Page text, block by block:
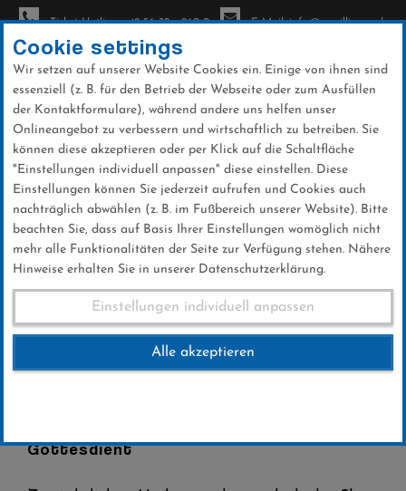
Direkt
zum
Inhalt
Ticket-Hotline: +49 56 32 - 960-0 E-Mail: info@sc-willingen.de
Herbstwanderung 2014
Herbstwanderung 2014
21.SEPTEMBER 2014
Gottesdient
Cookie settings
Wir setzen auf unserer Website Cookies ein. Einige von ihnen sind
essenziell (z. B. für den Betrieb der Webseite oder zum Ausfüllen
der Kontaktformulare), während andere uns helfen unser
Onlineangebot zu verbessern und wirtschaftlich zu betreiben. Sie
können diese akzeptieren oder per Klick auf die Schaltfläche
"Einstellungen individuell anpassen" diese einstellen. Diese
Einstellungen können Sie jederzeit aufrufen und Cookies auch
nachträglich abwählen (z. B. im Fußbereich unserer Website). Bitte
beachten Sie, dass auf Basis Ihrer Einstellungen womöglich nicht
mehr alle Funktionalitäten der Seite zur Verfügung stehen. Nähere
Hinweise erhalten Sie in unserer Datenschutzerklärung.
Einstellungen individuell anpassen
Alle akzeptieren